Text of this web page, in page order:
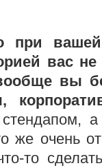
при
вас
вы
же очень
то